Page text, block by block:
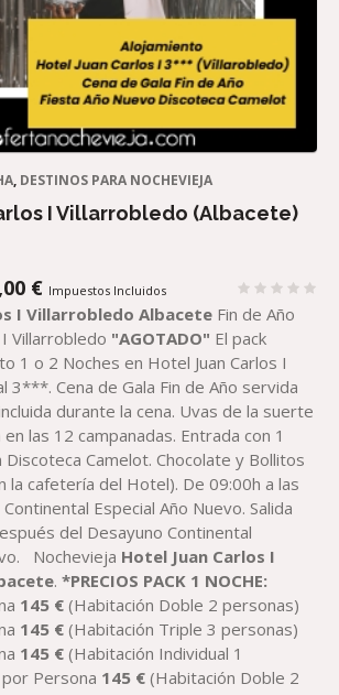
, DESTINOS PARA NOCHEVIEJA
I Villarrobledo (Albacete)
€RANGO
DE
PRECIOS:
DESDE
145,00 €
HASTA
187,00 €
Impuestos Incluidos
I Villarrobledo Albacete Fin de Año
Villarrobledo "AGOTADO" El pack
1 o 2 Noches en Hotel Juan Carlos I
Cena de Gala Fin de Año servida
durante la cena. Uvas de la suerte
las 12 campanadas. Entrada con 1
Discoteca Camelot. Chocolate y Bollitos
la cafetería del Hotel). De 09:00h a las
Especial Año Nuevo. Salida
del Desayuno Continental
Nochevieja Hotel Juan Carlos I
.*PRECIOS PACK 1 NOCHE:
145 € (Habitación Doble 2 personas)
145 € (Habitación Triple 3 personas)
145 € (Habitación Individual 1
Persona 145 € (Habitación Doble 2